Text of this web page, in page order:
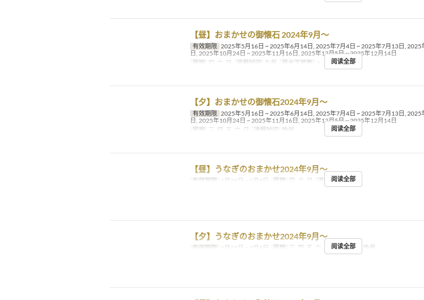
【昼】おまかせの御懐石 2024年9月〜
有效期限 2025年5月16日 ~ 2025年6月14日, 2025年7月4日 ~ 2025年7月13日,
日, 2025年10月24日 ~ 2025年11月16日, 2025年12月5日 ~ 2025年12月14日
星期 四, 六, 日 进餐时间 午餐 最大下单数 2 ~ 阅读全部
【夕】おまかせの御懐石2024年9月〜
有效期限 2025年5月16日 ~ 2025年6月14日, 2025年7月4日 ~ 2025年7月13日,
日, 2025年10月24日 ~ 2025年11月16日, 2025年12月5日 ~ 2025年12月14日
星期
三, 四, 五, 六, 日 进餐时间 晚餐 阅读全部
【昼】うなぎのおまかせ2024年9月〜
有效期限 1月28日 ~ 2月8日 星期 四, 六, 日 进餐时间 午餐
阅读全部
【夕】うなぎのおまかせ2024年9月〜
有效期限 1月28日 ~ 2月8日 星期 三, 四, 五, 六, 日 进餐时间 晚餐
阅读全部